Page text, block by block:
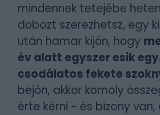
mindennek tetejébe
dobozt szerezhetsz, egy
után hamar kijön, hogy
év alatt egyszer esik
csodálatos fekete
bejön, akkor komoly
érte kérni - és bizony